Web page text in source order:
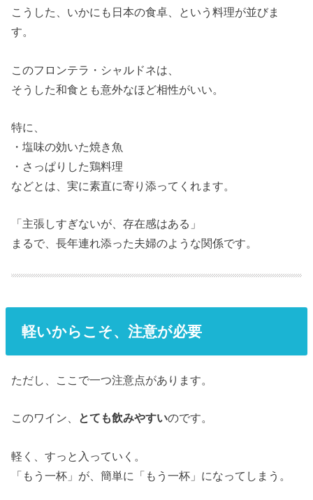
こうした、いかにも日本の食卓、という料理が並びま
す。
このフロンテラ・シャルドネは、
そうした和食とも意外なほど相性がいい。
特に、
・塩味の効いた焼き魚
・さっぱりした鶏料理
などとは、実に素直に寄り添ってくれます。
「主張しすぎないが、存在感はある」
まるで、長年連れ添った夫婦のような関係です。
軽いからこそ、注意が必要
ただし、ここで一つ注意点があります。
このワイン、 とても飲みやすいのです。
軽く、すっと入っていく。
「もう一杯」が、簡単に「もう一杯」になってしまう。